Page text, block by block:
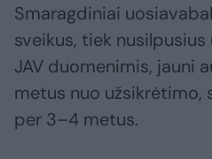
Smaragdiniai
sveikus, tiek nusilpusius
JAV duomenimis, jauni
metus nuo užsikrėtimo,
per 3–4 metus.